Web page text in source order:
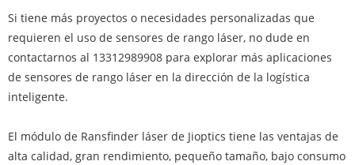
Si tiene más proyectos o necesidades personalizadas que
requieren el uso de sensores de rango láser, no dude en
contactarnos al 13312989908 para explorar más aplicaciones
de sensores de rango láser en la dirección de la logística
inteligente.
El módulo de Ransfinder láser de Jioptics tiene las ventajas de
alta calidad, gran rendimiento, pequeño tamaño, bajo consumo